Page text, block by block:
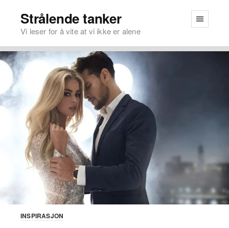
Strålende tanker
Vi leser for å vite at vi ikke er alene
INSPIRASJON